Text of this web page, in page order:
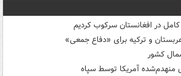
در افغانستان سرکوب کردیم
و ترکیه برای «دفاع جمعی»
کشور
منهدم‌شده آمریکا توسط سپاه